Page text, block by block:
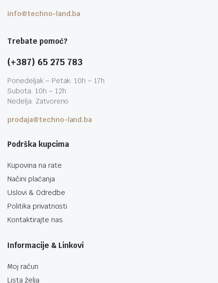
info@techno-land.ba
Trebate pomoć?
(+387) 65 275 783
Ponedeljak – Petak: 10h – 17h
Subota: 10h – 12h
Nedelja: Zatvoreno
prodaja@techno-land.ba
Podrška kupcima
Kupovina na rate
Načini plaćanja
Uslovi & Odredbe
Politika privatnosti
Kontaktirajte nas
Informacije & Linkovi
Moj račun
Lista želja